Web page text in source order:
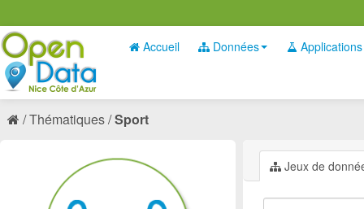
Accueil Données Applications
Thématiques Sport
Jeux de